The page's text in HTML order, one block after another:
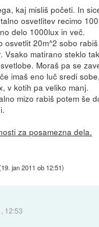
kaj misliš početi. In
osvetlitev recimo
delo 1000lux in več.
osvetlit 20m^2 sobo
Vsako matirano steklo
Moraš pa se
imaš eno luč sredi
v kotih pa veliko manj.
mizo rabiš potem še
za posamezna dela.
19. jan 2011 ob 12:51)
12:53